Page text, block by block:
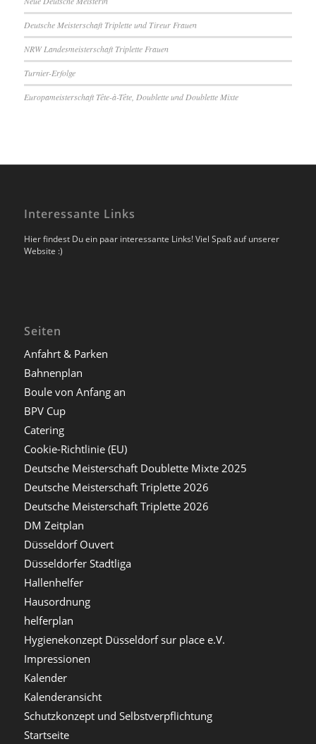
Deutsche Meisterschaft Triplette und Tireur Frauen
NRW Landesmeisterschaft Triplette Frauen
Turnier-Erfolge
Europameisterschaft Tête-à-Tête, Doublette und Doublette Mixte
Interessante Links
Hier findest Du ein paar interessante Links! Viel Spaß auf unserer
Website :)
Seiten
Anfahrt & Parken
Bahnenplan
Boule von Anfang an
BPV Cup
Catering
Cookie-Richtlinie (EU)
Deutsche Meisterschaft Doublette Mixte 2025
Deutsche Meisterschaft Triplette 2026
Deutsche Meisterschaft Triplette 2026
DM Zeitplan
Düsseldorf Ouvert
Düsseldorfer Stadtliga
Hallenhelfer
Hausordnung
helferplan
Hygienekonzept Düsseldorf sur place e.V.
Impressionen
Kalender
Kalenderansicht
Schutzkonzept und Selbstverpflichtung
Startseite